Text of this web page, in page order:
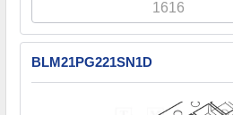
BLM21PG221SN1D